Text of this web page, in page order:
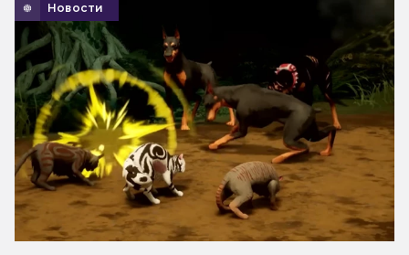
Новости